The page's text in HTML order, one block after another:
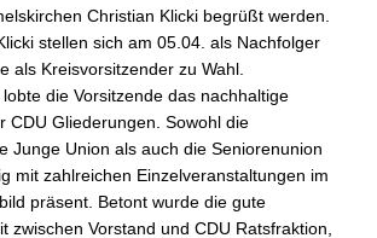
Christian Klicki begrüßt werden.
stellen sich am 05.04. als Nachfolger
als Kreisvorsitzender zu Wahl.
die Vorsitzende das nachhaltige
CDU Gliederungen. Sowohl die
Junge Union als auch die Seniorenunion
mit zahlreichen Einzelveranstaltungen im
präsent. Betont wurde die gute
zwischen Vorstand und CDU Ratsfraktion,